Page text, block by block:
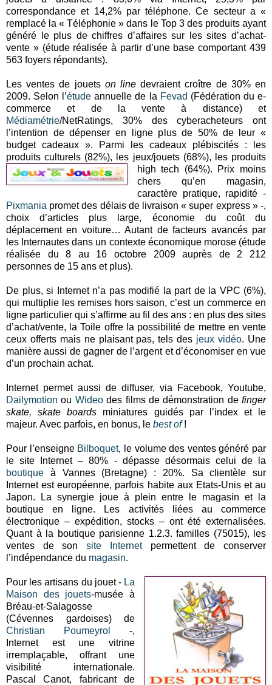
correspondance et 14,2% par téléphone. Ce secteur a «
remplacé la « Téléphonie » dans le Top 3 des produits ayant
généré le plus de chiffres d’affaires sur les sites d’achat-
vente » (étude réalisée à partir d’une base comportant 439
563 foyers répondants).
Les ventes de jouets on line devraient croître de 30% en
2009. Selon l’étude annuelle de la Fevad (Fédération du e-
commerce et de la vente à distance) et
Médiamétrie/NetRatings, 30% des cyberacheteurs ont
l’intention de dépenser en ligne plus de 50% de leur «
budget cadeaux ». Parmi les cadeaux plébiscités : les
produits culturels (82%), les jeux/jouets (68%), les produits
high tech (64%). Prix moins
chers qu’en magasin,
caractère pratique, rapidité -
Pixmania promet des délais de livraison « super express » -,
choix d’articles plus large, économie du coût du
déplacement en voiture… Autant de facteurs avancés par
les Internautes dans un contexte économique morose (étude
réalisée du 8 au 16 octobre 2009 auprès de 2 212
personnes de 15 ans et plus).
De plus, si Internet n’a pas modifié la part de la VPC (6%),
qui multiplie les remises hors saison, c’est un commerce en
ligne particulier qui s’affirme au fil des ans : en plus des sites
d’achat/vente, la Toile offre la possibilité de mettre en vente
ceux offerts mais ne plaisant pas, tels des jeux vidéo. Une
manière aussi de gagner de l’argent et d’économiser en vue
d’un prochain achat.
Internet permet aussi de diffuser, via Facebook, Youtube,
Dailymotion ou Wideodes films de démonstration de finger
skate, skate boards miniatures guidés par l’index et le
majeur. Avec parfois, en bonus, le best of!
Pour l’enseigne Bilboquet, le volume des ventes généré par
le site Internet – 80% - dépasse désormais celui de la
boutique à Vannes (Bretagne) : 20%. Sa clientèle sur
Internet est européenne, parfois habite aux Etats-Unis et au
Japon. La synergie joue à plein entre le magasin et la
boutique en ligne. Les activités liées au commerce
électronique – expédition, stocks – ont été externalisées.
Quant à la boutique parisienne 1.2.3. familles (75015), les
ventes de sonsite Internetpermettent de conserver
l’indépendance du magasin.
Pour les artisans du jouet - La
Maison des jouets-musée à
Bréau-et-Salagosse
(Cévennes gardoises) de
Christian Poumeyrol
-,
Internet est une vitrine
irremplaçable, offrant une
visibilité internationale.
Pascal Canot, fabricant de